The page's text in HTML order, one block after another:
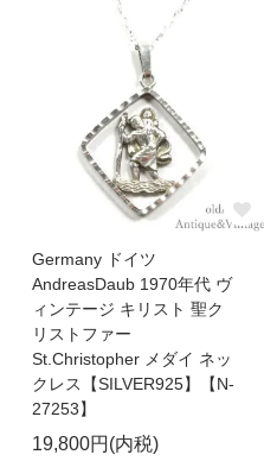
Germany ドイツ
AndreasDaub 1970年代 ヴ
ィンテージ キリスト 聖ク
リストファー
St.Christopher メダイ ネッ
クレス【SILVER925】【N-
27253】
19,800円(内税)